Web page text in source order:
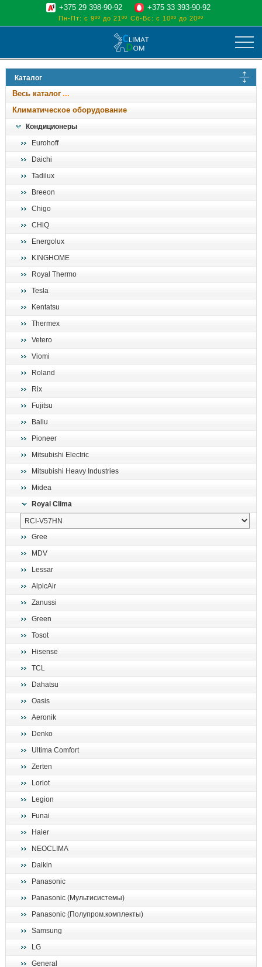
климат
отопительные котлы
водоснабжение
+375 29 398-90-92 +375 33 393-90-92
Пн-Пт: с 9ºº до 21ºº Сб-Вс: с 10ºº до 20ºº
Каталог
Весь каталог
Климатическое оборудование
Кондиционеры
Eurohoff
Daichi
Tadilux
Breeon
Chigo
CHiQ
Energolux
KINGHOME
Royal Thermo
Tesla
Kentatsu
Thermex
Vetero
Viomi
Roland
Rix
Fujitsu
Ballu
Pioneer
Mitsubishi Electric
Mitsubishi Heavy Industries
Midea
Royal Clima
Gree
MDV
Lessar
AlpicAir
Zanussi
Green
Tosot
Hisense
TCL
Dahatsu
Oasis
Aeronik
Denko
Ultima Comfort
Zerten
Loriot
Legion
Funai
Haier
NEOCLIMA
Daikin
Panasonic
Panasonic (Мультисистемы)
Panasonic (Полупром.комплекты)
Samsung
LG
General